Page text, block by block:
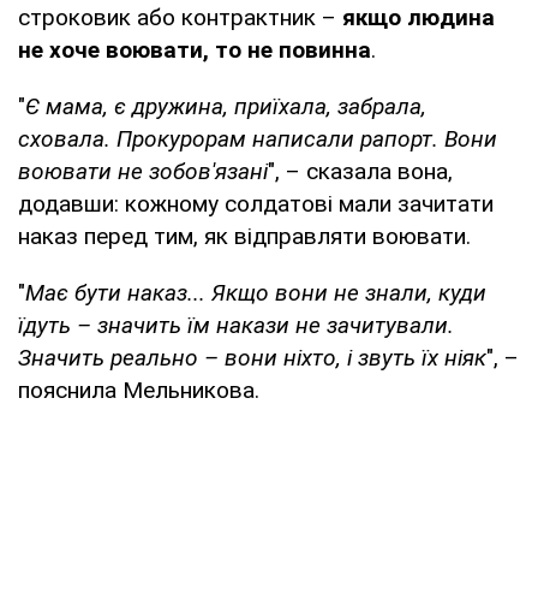
строковик або контрактник – якщо людина
не хоче воювати, то не повинна.
"Є мама, є дружина, приїхала, забрала,
сховала. Прокурорам написали рапорт. Вони
воювати не зобов'язані", – сказала вона,
додавши: кожному солдатові мали зачитати
наказ перед тим, як відправляти воювати.
"Має бути наказ... Якщо вони не знали, куди
їдуть – значить їм накази не зачитували.
Значить реально – вони ніхто, і звуть їх ніяк", –
пояснила Мельникова.